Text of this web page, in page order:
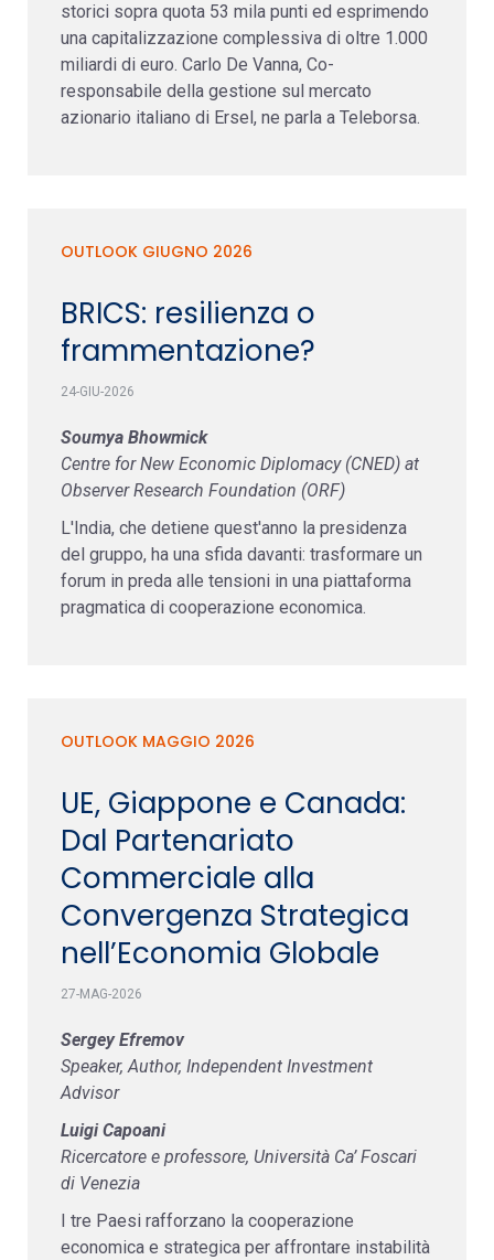
storici sopra quota 53 mila punti ed esprimendo
una capitalizzazione complessiva di oltre 1.000
miliardi di euro. Carlo De Vanna, Co-
responsabile della gestione sul mercato
azionario italiano di Ersel, ne parla a Teleborsa.
OUTLOOK GIUGNO 2026
BRICS: resilienza o
frammentazione?
24-GIU-2026
Soumya Bhowmick
Centre for New Economic Diplomacy (CNED) at
Observer Research Foundation (ORF)
L'India, che detiene quest'anno la presidenza
del gruppo, ha una sfida davanti: trasformare un
forum in preda alle tensioni in una piattaforma
pragmatica di cooperazione economica.
OUTLOOK MAGGIO 2026
UE, Giappone e Canada:
Dal Partenariato
Commerciale alla
Convergenza Strategica
nell’Economia Globale
27-MAG-2026
Sergey Efremov
Speaker, Author, Independent Investment
Advisor
Luigi Capoani
Ricercatore e professore, Università Ca’ Foscari
di Venezia
I tre Paesi rafforzano la cooperazione
economica e strategica per affrontare instabilità